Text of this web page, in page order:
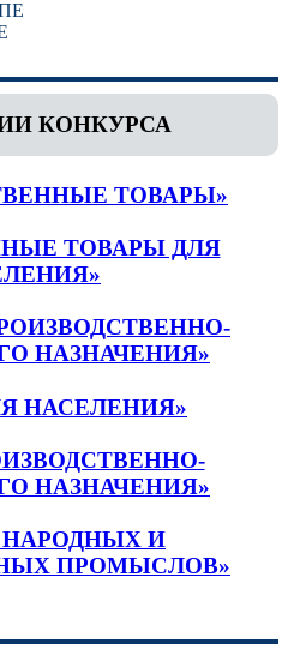
КОНКУРСА
ТОВАРЫ»
ТОВАРЫ ДЛЯ
НАЗНАЧЕНИЯ»
НАСЕЛЕНИЯ»
НАЗНАЧЕНИЯ»
НАРОДНЫХ И
ПРОМЫСЛОВ»